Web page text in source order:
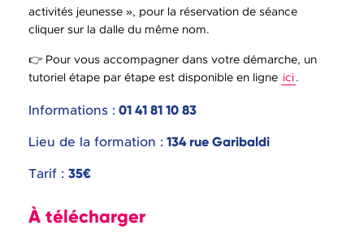
activités jeunesse », pour la réservation de séance
cliquer sur la dalle du même nom.
👉 Pour vous accompagner dans votre démarche, un
tutoriel étape par étape est disponible en ligne ici.
Informations :01 41 81 10 83
Lieu de la formation :134 rue Garibaldi
Tarif : 35€
À télécharger